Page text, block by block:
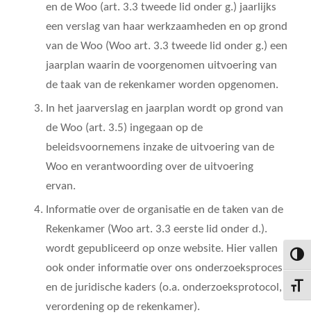
Kies
en de Woo (art. 3.3 tweede lid onder g.) jaarlijks
een verslag van haar werkzaamheden en op grond
van de Woo (Woo art. 3.3 tweede lid onder g.) een
jaarplan waarin de voorgenomen uitvoering van
de taak van de rekenkamer worden opgenomen.
In het jaarverslag en jaarplan wordt op grond van
de Woo (art. 3.5) ingegaan op de
beleidsvoornemens inzake de uitvoering van de
Woo en verantwoording over de uitvoering
ervan.
Informatie over de organisatie en de taken van de
Rekenkamer (Woo art. 3.3 eerste lid onder d.).
wordt gepubliceerd op onze website. Hier vallen
ook onder informatie over ons onderzoeksproces
en de juridische kaders (o.a. onderzoeksprotocol,
verordening op de rekenkamer).